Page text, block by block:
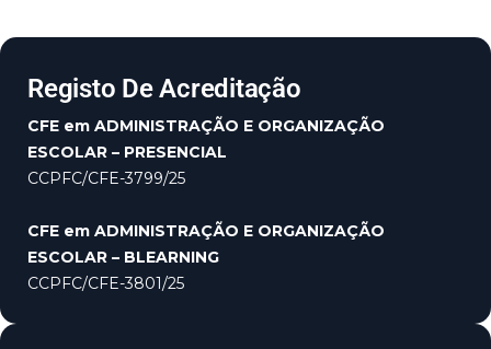
Registo De Acreditação
CFE em ADMINISTRAÇÃO E ORGANIZAÇÃO
ESCOLAR – PRESENCIAL
CCPFC/CFE-3799/25
CFE em ADMINISTRAÇÃO E ORGANIZAÇÃO
ESCOLAR – BLEARNING
CCPFC/CFE-3801/25